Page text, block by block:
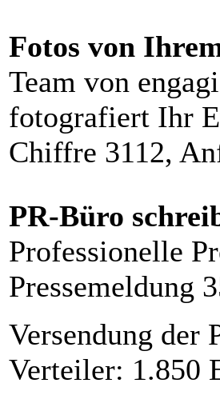
Fotos von
Team von
fotografiert Ihr
Chiffre 3112,
PR-Büro
Professionelle
Pressemeldung
Versendung der
Verteiler: 1.850